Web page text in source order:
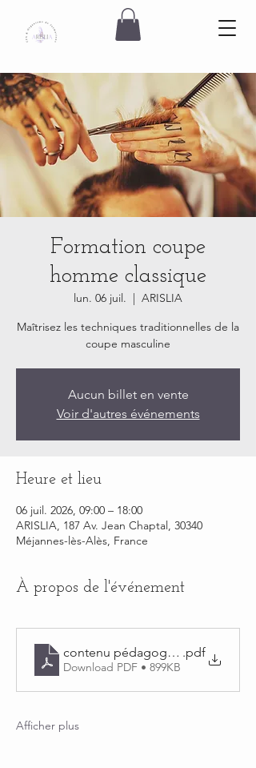
Formation coupe
homme classique
lun. 06 juil.
  |
ARISLIA
Maîtrisez les techniques traditionnelles de la
coupe masculine
Aucun billet en vente
Voir d'autres événements
Heure et lieu
06 juil. 2026, 09:00 – 18:00
ARISLIA, 187 Av. Jean Chaptal, 30340
Méjannes-lès-Alès, France
À propos de l'événement
contenu pédagogique coupe
.pdf
Download PDF • 899KB
Afficher plus